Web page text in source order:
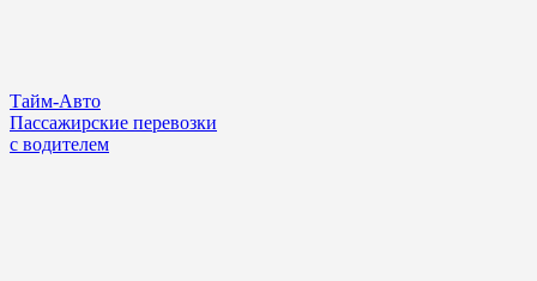
Тайм-Авто
Пассажирские перевозки
с водителем